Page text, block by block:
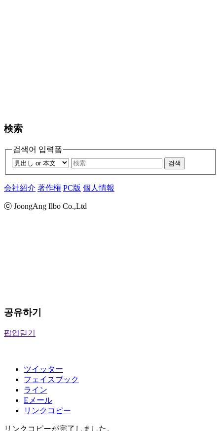
検索
검색어 입력폼
검색
会社紹介 著作権 PC版 個人情報
ⓒ JoongAng Ilbo Co.,Ltd
공유하기
팝업닫기
ツイッター
フェイスブック
ライン
Eメール
リンクコピー
リンクコピーが完了しました。